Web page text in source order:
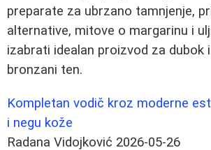
preparate za ubrzano tamnjenje,
alternative, mitove o margarinu i
izabrati idealan proizvod za dubok
bronzani ten.
Kompletan vodič kroz moderne
i negu kože
Radana Vidojković 2026-05-26